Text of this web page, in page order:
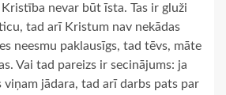
nevar būt īsta. Tas ir gluži
tad arī Kristum nav nekādas
neesmu paklausīgs, tad tēvs, māte
Vai tad pareizs ir secinājums: ja
viņam jādara, tad arī darbs pats par